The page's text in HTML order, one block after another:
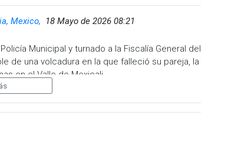
Mexico, 18 Mayo de 2026 08:21
Municipal y turnado a la Fiscalía General del
de una volcadura en la que falleció su pareja, la
en el Valle de Mexicali.
Jeep Cherokee 1992 color blanca con